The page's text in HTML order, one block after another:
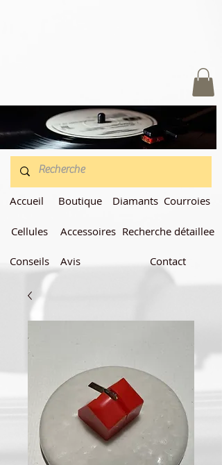
Accueil
Cellules
Conseils
Boutique
Accessoires
Avis
Diamants Courroies
Recherche détaillee
Contact